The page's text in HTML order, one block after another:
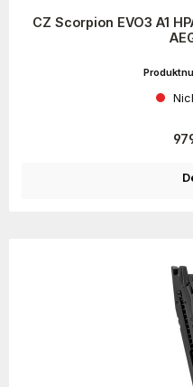
CZ Scorpion EVO3 A1